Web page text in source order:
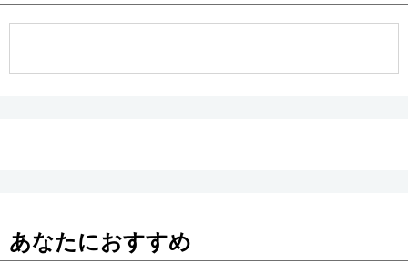
あなたにおすすめ